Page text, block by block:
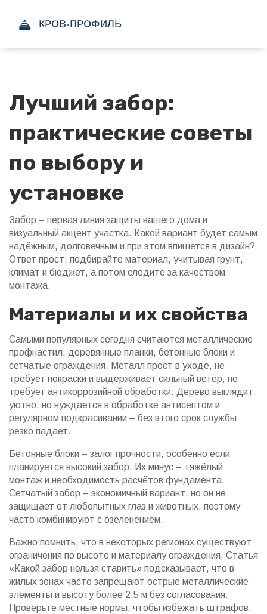
Лучший забор:
практические советы
по выбору и
установке
Забор – первая линия защиты вашего дома и
визуальный акцент участка. Какой вариант будет самым
надёжным, долговечным и при этом впишется в дизайн?
Ответ прост: подбирайте материал, учитывая грунт,
климат и бюджет, а потом следите за качеством
монтажа.
Материалы и их свойства
Самыми популярных сегодня считаются металлические
профнастил, деревянные планки, бетонные блоки и
сетчатые ограждения. Металл прост в уходе, не
требует покраски и выдерживает сильный ветер, но
требует антикоррозийной обработки. Дерево выглядит
уютно, но нуждается в обработке антисептом и
регулярном подкрасивании – без этого срок службы
резко падает.
Бетонные блоки – залог прочности, особенно если
планируется высокий забор. Их минус – тяжёлый
монтаж и необходимость расчётов фундамента.
Сетчатый забор – экономичный вариант, но он не
защищает от любопытных глаз и животных, поэтому
часто комбинируют с озеленением.
Важно помнить, что в некоторых регионах существуют
ограничения по высоте и материалу ограждения. Статья
«Какой забор нельзя ставить» подсказывает, что в
жилых зонах часто запрещают острые металлические
элементы и высоту более 2,5 м без согласования.
Проверьте местные нормы, чтобы избежать штрафов.